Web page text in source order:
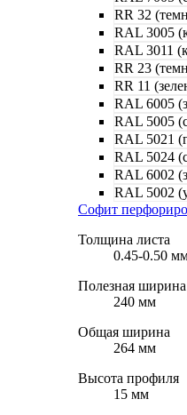
RR 32
RAL 3005
RAL 3011
RR 23
RR 11
RAL 6005
RAL 5005
RAL 5021
RAL 5024
RAL 6002
RAL 5002
Cофит
Толщина листа
0.45-0.50
Полезная ширина
240 мм
Общая ширина
264 мм
Высота профиля
15 мм